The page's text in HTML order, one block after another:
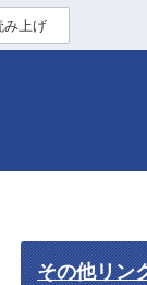
み上げ
その他リン